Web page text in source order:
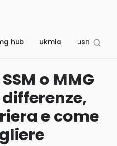
hub ukmla usmle
o MMG
e come